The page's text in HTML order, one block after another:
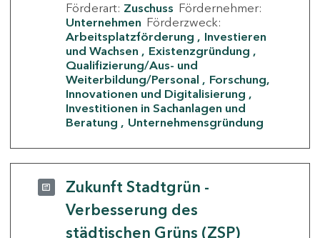
Förderart: Zuschuss Fördernehmer:
Unternehmen Förderzweck:
Arbeitsplatzförderung
Investieren
und Wachsen
Existenzgründung
Qualifizierung/Aus- und
Weiterbildung/Personal
Forschung,
Innovationen und Digitalisierung
Investitionen in Sachanlagen und
Beratung
Unternehmensgründung
Zukunft Stadtgrün -
Verbesserung des
städtischen Grüns (ZSP)